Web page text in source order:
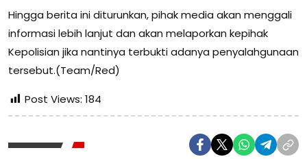
Hingga berita ini diturunkan, pihak media akan menggali
informasi lebih lanjut dan akan melaporkan kepihak
Kepolisian jika nantinya terbukti adanya penyalahgunaan
tersebut.(Team/Red)
Post Views: 184